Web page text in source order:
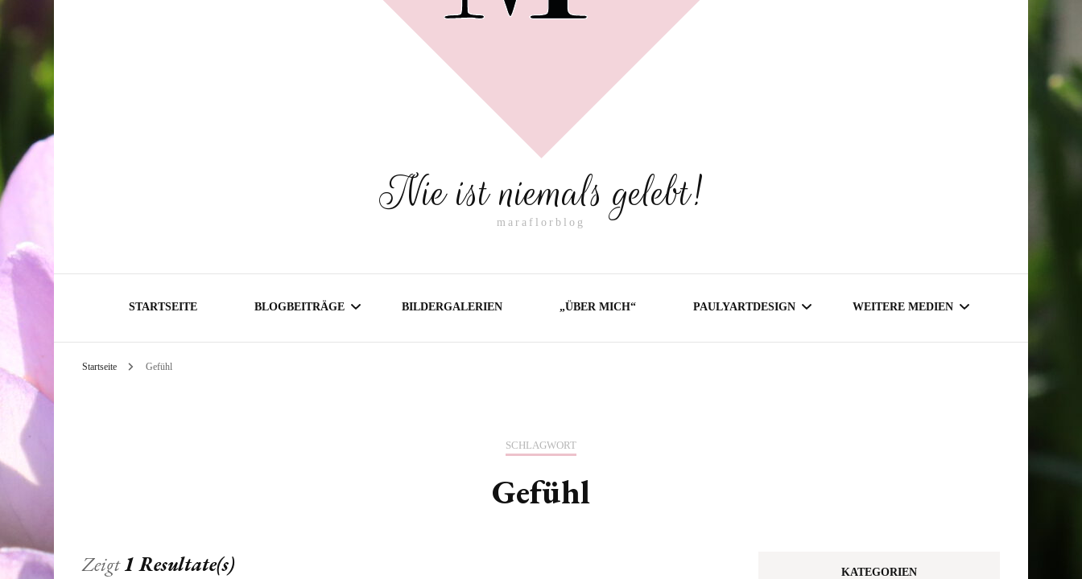
Nie ist niemals gelebt!
maraflorblog
STARTSEITE BLOGBEITRÄGE BILDERGALERIEN „ÜBER MICH“ PAULYARTDESIGN WEITERE MEDIEN
Startseite Gefühl
SCHLAGWORT
Gefühl
Zeigt1 Resultate(s) KATEGORIEN